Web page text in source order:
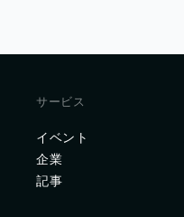
サービス
イベント
企業
記事